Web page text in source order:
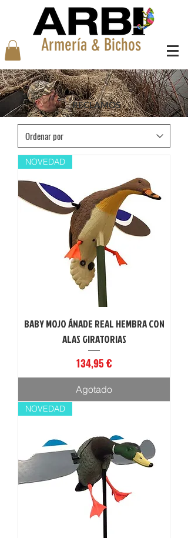
Armería & Bichos
RECLAMOS
NOVEDAD
BABY MOJO ÁNADE REAL HEMBRA CON
ALAS GIRATORIAS
Precio
134,95 €
Agotado
NOVEDAD